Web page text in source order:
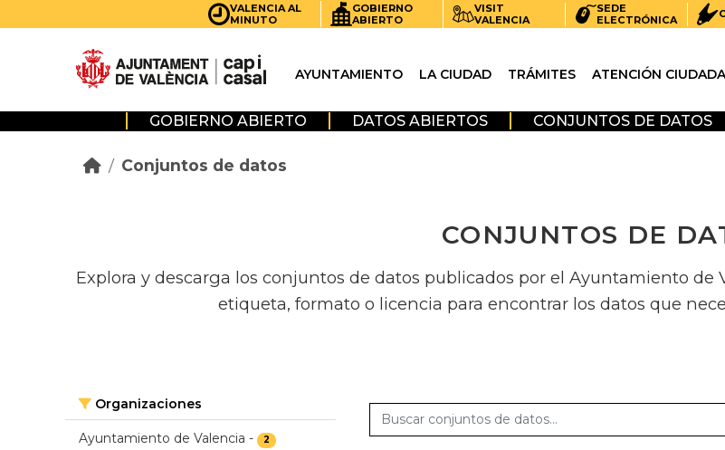
VALENCIA AL
MINUTO
GOBIERNO
ABIERTO
VISIT
VALENCIA
SEDE
ELECTRÓNICA
AYUNTAMIENTO LA CIUDAD TRÁMITES ATENCIÓN
GOBIERNO ABIERTO DATOS ABIERTOS CONJUNTOS DE DATOS
Conjuntos de datos
CONJUNTOS DE
Explora y descarga los conjuntos de datos publicados por el Ayuntamiento
etiqueta, formato o licencia para encontrar los datos que
Organizaciones
Ayuntamiento de Valencia - 2